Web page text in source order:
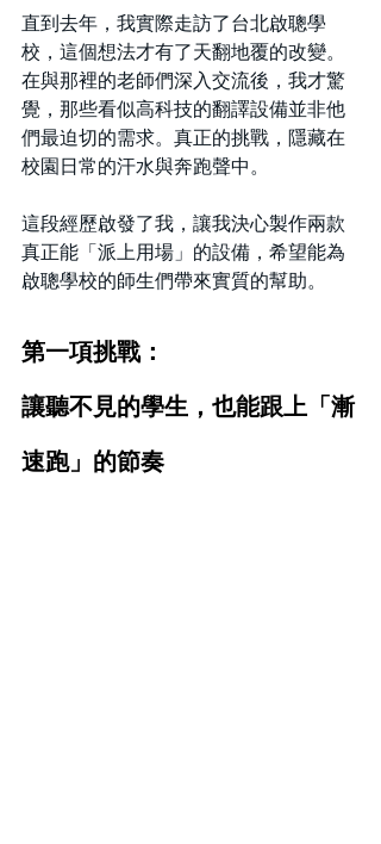
直到去年，我實際走訪了台北啟聰學
校，這個想法才有了天翻地覆的改變。
在與那裡的老師們深入交流後，我才驚
覺，那些看似高科技的翻譯設備並非他
們最迫切的需求。真正的挑戰，隱藏在
校園日常的汗水與奔跑聲中。
這段經歷啟發了我，讓我決心製作兩款
真正能「派上用場」的設備，希望能為
啟聰學校的師生們帶來實質的幫助。
第一項挑戰：
讓聽不見的學生，也能跟上「漸
速跑」的節奏